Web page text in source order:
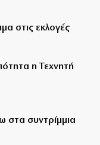
στις εκλογές
η Τεχνητή
συντρίμμια